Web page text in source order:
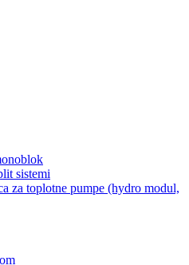
sistemi
za toplotne pumpe (hydro modul,